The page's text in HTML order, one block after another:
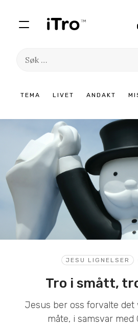
TEMA LIVET ANDAKT
Søk
innhold
JESU LIGNELSER
Tro i smått,
Jesus ber oss forvalte det
måte, i samsvar med